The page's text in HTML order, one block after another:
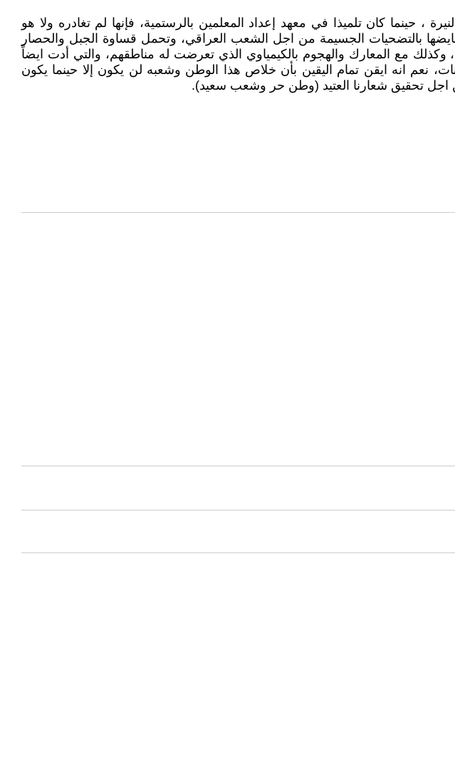
كان تلميذا في معهد إعداد المعلمين بالرستمية، فإنها لم تغادره ولا هو
بالتضحيات الجسيمة من اجل الشعب العراقي، وتحمل قساوة الجبل والحصار
مع المعارك والهجوم بالكيمياوي الذي تعرضت له مناطقهم، والتي أدت ايضاً
نعم انه ايقن تمام اليقين بأن خلاص هذا الوطن وشعبه لن يكون إلا حينما يكون
اجل تحقيق شعارنا العتيد (وطن حر وشعب سعيد).